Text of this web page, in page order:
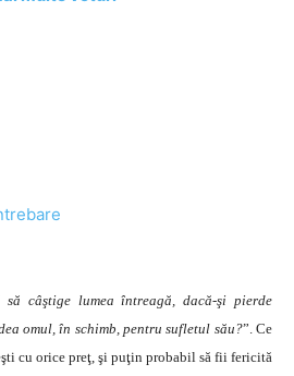
câştige lumea întreagă, dacă-şi pierde
omul, în schimb, pentru sufletul său?”. Ce
cu orice preţ, şi puţin probabil să fii fericită